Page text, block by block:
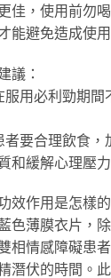
佳，使用前勿
能避免造成使
議：
服用必利勁期
者要合理飲食
和緩解心理壓力
效作用是怎樣
色薄膜衣片，
相情感障礙患
潛伏的時間。